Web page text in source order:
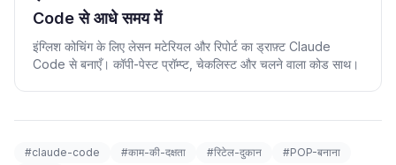
Code से आधे समय में
इंग्लिश कोचिंग के लिए लेसन मटेरियल और रिपोर्ट का ड्राफ़्ट Claude
Code से बनाएँ। कॉपी-पेस्ट प्रॉम्प्ट, चेकलिस्ट और चलने वाला कोड साथ।
#claude-code #काम-की-दक्षता #रिटेल-दुकान
#POP-बनाना